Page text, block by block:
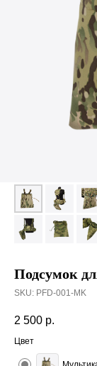
Подсумок
SKU: PFD-001-MK
2 500 р.
Цвет